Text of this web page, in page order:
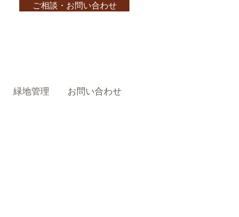
ご相談・お問い合わせ
緑地管理 お問い合わせ